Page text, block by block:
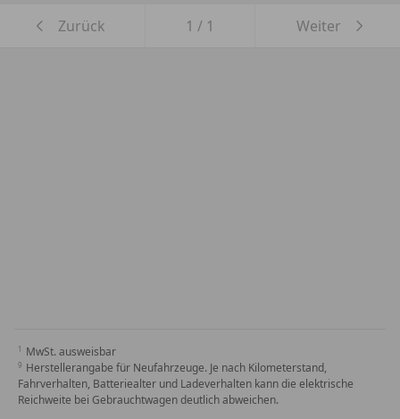
Zurück 1 / 1 Weiter
MwSt. ausweisbar
Herstellerangabe für Neufahrzeuge. Je nach Kilometerstand,
Fahrverhalten, Batteriealter und Ladeverhalten kann die elektrische
Reichweite bei Gebrauchtwagen deutlich abweichen.